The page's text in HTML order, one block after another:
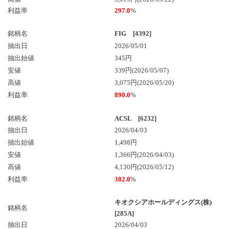
利益率
297.0%
銘柄名
FIG [4392]
抽出日
2026/05/01
抽出始値
345円
安値
339円(2026/05/07)
高値
3,075円(2026/05/20)
利益率
890.0%
銘柄名
ACSL [6232]
抽出日
2026/04/03
抽出始値
1,498円
安値
1,366円(2026/04/03)
高値
4,130円(2026/05/12)
利益率
302.0%
銘柄名
キオクシアホールディングス(株)
[285A]
抽出日
2026/04/03